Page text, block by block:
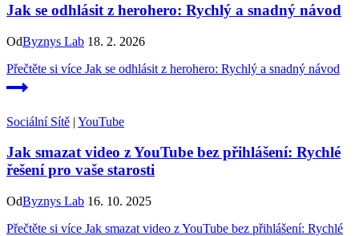
Jak se odhlásit z herohero: Rychlý a snadný návod
OdByznys Lab 18. 2. 2026
Přečtěte si více Jak se odhlásit z herohero: Rychlý a snadný návod
Sociální Sítě | YouTube
Jak smazat video z YouTube bez přihlášení: Rychlé
řešení pro vaše starosti
OdByznys Lab 16. 10. 2025
Přečtěte si více Jak smazat video z YouTube bez přihlášení: Rychlé